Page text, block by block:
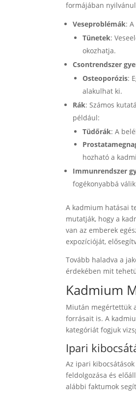
formájában
Veseproblémák:
Tünetek:
okozhatja.
Csontrendszer
Osteoporózis:
alakulhat ki.
Rák: Számos
például:
Tüdőrák: A
hozható a
Immunrendszer
fogékonyabbá
A kadmium hatásai
mutatják, hogy a
van az emberek
expozícióját,
Tovább haladva a
érdekében mit
Kadmium
Miután megértettük
forrásait is. A
kategóriát fogjuk
Ipari
Az ipari
feldolgozása és
alábbi faktumok